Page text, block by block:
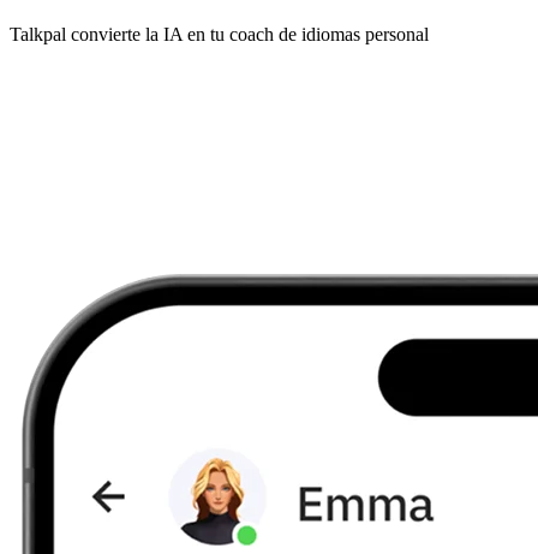
Talkpal convierte la IA en tu coach de idiomas personal